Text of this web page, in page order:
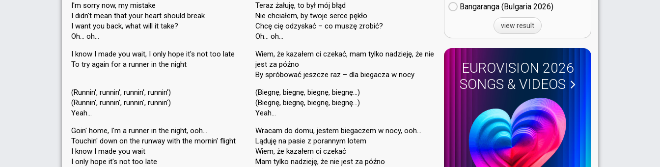
I'm sorry now, my mistake
I didn't mean that your heart should break
I want you back, what will it take?
Oh… oh…
I know I made you wait, I only hope it's not too late
To try again for a runner in the night
(Runnin', runnin', runnin', runnin')
(Runnin', runnin', runnin', runnin')
Yeah…
Goin' home, I'm a runner in the night, ooh…
Touchin' down on the runway with the mornin' flight
I know I made you wait
I only hope it's not too late
Teraz żałuję, to był mój błąd
Nie chciałem, by twoje serce pękło
Chcę cię odzyskać – co muszę zrobić?
Oh… oh…
Wiem, że kazałem ci czekać, mam tylko nadzieję, że nie
jest za późno
By spróbować jeszcze raz – dla biegacza w nocy
(Biegnę, biegnę, biegnę, biegnę…)
(Biegnę, biegnę, biegnę, biegnę…)
Yeah…
Wracam do domu, jestem biegaczem w nocy, ooh…
Ląduję na pasie z porannym lotem
Wiem, że kazałem ci czekać
Mam tylko nadzieję, że nie jest za późno
Bangaranga (Bulgaria
26)
view result
EUROVISION 2026
SONGS & VIDEOS